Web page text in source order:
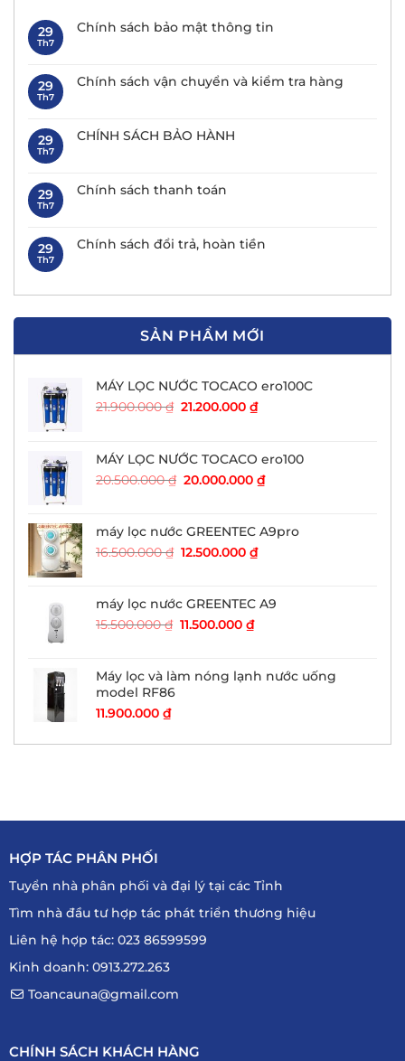
29
Th7
Chính sách bảo mật thông tin
29
Th7
Chính sách vận chuyển và kiểm tra hàng
29
Th7
CHÍNH SÁCH BẢO HÀNH
29
Th7
Chính sách thanh toán
29
Th7
Chính sách đổi trả, hoàn tiền
SẢN PHẨM MỚI
MÁY LỌC NƯỚC TOCACO ero100C
21.900.000₫ Giá
21.900.000 ₫.
21.200.000₫Giá
là:
21.200.000 ₫.
MÁY LỌC NƯỚC TOCACO ero100
20.500.000₫ Giá
20.500.000 ₫.
20.000.000₫Giá
là:
20.000.000 ₫.
máy lọc nước GREENTEC A9pro
16.500.000₫ Giá
16.500.000 ₫.
12.500.000₫Giá
là:
máy lọc nước GREENTEC A9
15.500.000₫ Giá
15.500.000 ₫.
11.500.000₫Giá
là:
11.500.000 ₫.
Máy lọc và làm nóng lạnh nước uống
model RF86
11.900.000 ₫
HỢP TÁC PHÂN PHỐI
Tuyển nhà phân phối và đại lý tại các Tỉnh
Tìm nhà đầu tư hợp tác phát triển thương hiệu
Liên hệ hợp tác: 023 86599599
Kinh doanh: 0913.272.263
Toancauna@gmail.com
CHÍNH SÁCH KHÁCH HÀNG